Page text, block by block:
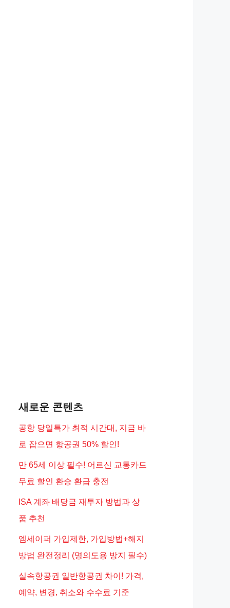
새로운 콘텐츠
공항 당일특가 최적 시간대, 지금 바
로 잡으면 항공권 50% 할인!
만 65세 이상 필수! 어르신 교통카드
무료 할인 환승 환급 충전
ISA 계좌 배당금 재투자 방법과 상
품 추천
엠세이퍼 가입제한, 가입방법+해지
방법 완전정리 (명의도용 방지 필수)
실속항공권 일반항공권 차이! 가격,
예약, 변경, 취소와 수수료 기준